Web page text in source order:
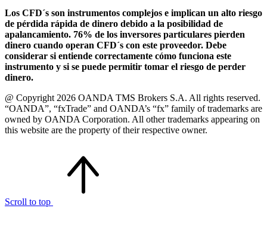
Los CFD´s son instrumentos complejos e implican un alto riesgo
de pérdida rápida de dinero debido a la posibilidad de
apalancamiento. 76% de los inversores particulares pierden
dinero cuando operan CFD´s con este proveedor. Debe
considerar si entiende correctamente cómo funciona este
instrumento y si se puede permitir tomar el riesgo de perder
dinero.
@ Copyright 2026 OANDA TMS Brokers S.A. All rights reserved.
“OANDA”, “fxTrade” and OANDA’s “fx” family of trademarks are
owned by OANDA Corporation. All other trademarks appearing on
this website are the property of their respective owner.
Scroll to top